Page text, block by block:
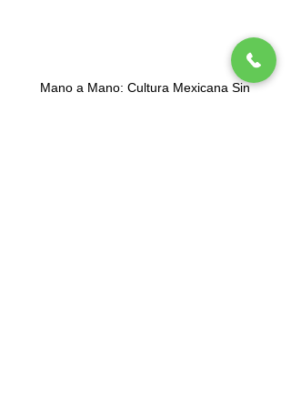
Mano a Mano: Cultura Mexicana Sin